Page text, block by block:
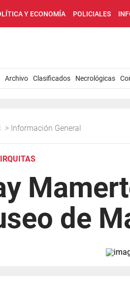
Y ECONOMÍA POLICIALES
Archivo Clasificados Necrológicas
> Información General
de